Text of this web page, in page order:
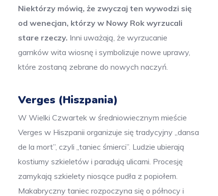
Niektórzy mówią, że zwyczaj ten wywodzi się
od wenecjan, którzy w Nowy Rok wyrzucali
stare rzeczy. Inni uważają, że wyrzucanie
garnków wita wiosnę i symbolizuje nowe uprawy,
które zostaną zebrane do nowych naczyń.
Verges (Hiszpania)
W Wielki Czwartek w średniowiecznym mieście
Verges w Hiszpanii organizuje się tradycyjny „dansa
de la mort”, czyli „taniec śmierci”. Ludzie ubierają
kostiumy szkieletów i paradują ulicami. Procesję
zamykają szkielety niosące pudła z popiołem.
Makabryczny taniec rozpoczyna się o północy i